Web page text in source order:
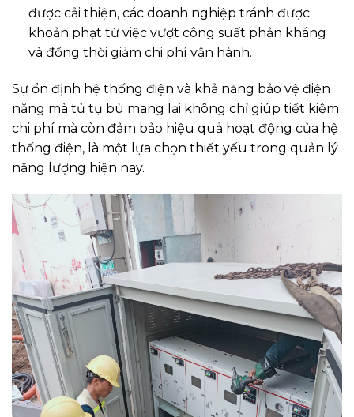
được cải thiện, các doanh nghiệp tránh được
khoản phạt từ việc vượt công suất phản kháng
và đồng thời giảm chi phí vận hành.
Sự ổn định hệ thống điện và khả năng bảo vệ điện
năng mà tủ tụ bù mang lại không chỉ giúp tiết kiệm
chi phí mà còn đảm bảo hiệu quả hoạt động của hệ
thống điện, là một lựa chọn thiết yếu trong quản lý
năng lượng hiện nay.